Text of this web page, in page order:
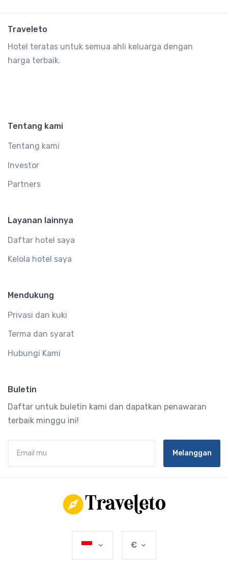
Traveleto
Hotel teratas untuk semua ahli keluarga dengan
harga terbaik.
Tentang kami
Tentang kami
Investor
Partners
Layanan lainnya
Daftar hotel saya
Kelola hotel saya
Mendukung
Privasi dan kuki
Terma dan syarat
Hubungi Kami
Buletin
Daftar untuk buletin kami dan dapatkan penawaran
terbaik minggu ini!
Melanggan
€